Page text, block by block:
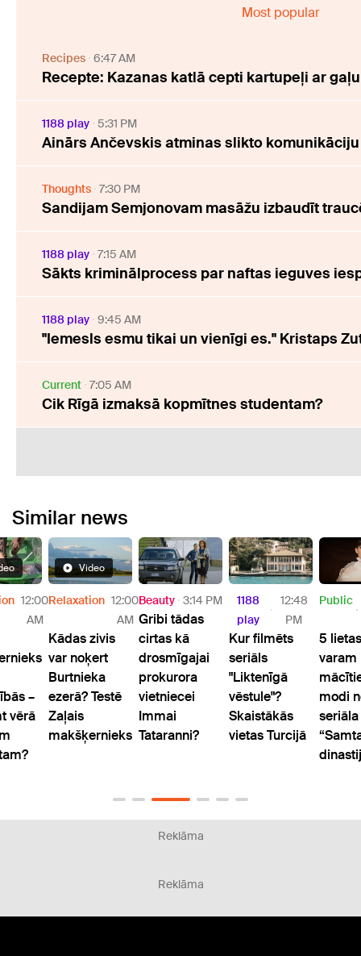
Most popular
Recipes 6:47 AM
Recepte: Kazanas katlā cepti kartupeļi ar gaļu
1188 play 5:31 PM
Ainārs Ančevskis atminas slikto
Thoughts 7:30 PM
Sandijam Semjonovam masāžu izbaudīt
1188 play 7:15 AM
Sākts kriminālprocess par naftas ieguves
1188 play 9:45 AM
"Iemesls esmu tikai un vienīgi es." Kristaps
Current 7:05 AM
Cik Rīgā izmaksā kopmītnes studentam?
Similar news
12:00
AM
–
vērā
Video
Relaxation 12:00
AM
Kādas zivis
var noķert
Burtnieka
ezerā? Testē
Zaļais
makšķernieks
Beauty 3:14 PM
Gribi tādas
cirtas kā
drosmīgajai
prokurora
vietniecei
Immai
Tataranni?
1188
play
12:48
PM
Kur filmēts
seriāls
"Liktenīgā
vēstule"?
Skaistākās
vietas Turcijā
Public
5
varam
modi
seriāla
Reklāma
Reklāma